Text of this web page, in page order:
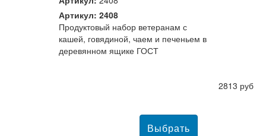
Артикул: 2408
Продуктовый набор ветеранам с
кашей, говядиной, чаем и печеньем в
деревянном ящике ГОСТ
2813 руб